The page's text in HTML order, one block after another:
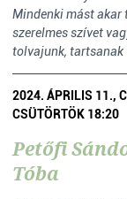
Mindenki mást akar
szerelmes szívet
tolvajunk, tartsanak
2024. ÁPRILIS 11.,
CSÜTÖRTÖK 18:20
Petőfi
Tóba